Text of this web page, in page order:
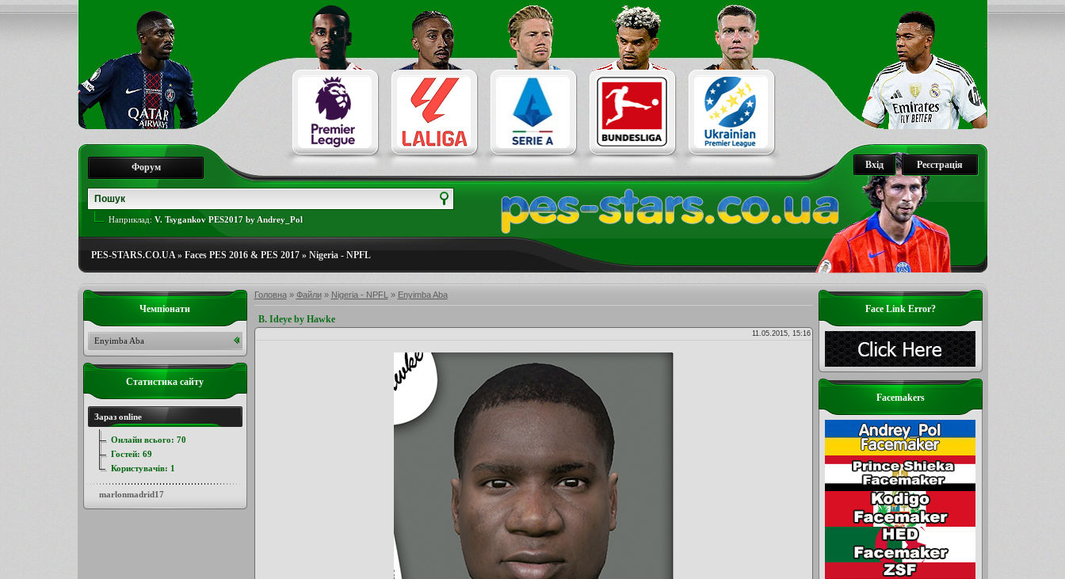
Реєстрація
Вхід
Форум
Наприклад: V. Tsygankov PES2017 by Andrey_Pol
PES-STARS.CO.UA» Faces PES 2016 & PES 2017» Nigeria - NPFL
Головна» Файли» Nigeria - NPFL » Enyimba Aba
B. Ideye by Hawke
11.05.2015, 15:16
Face Link Error?
Facemakers
Чемпіонати
Enyimba Aba
Статистика сайту
Зараз online
Онлайн всього: 70
Гостей: 69
Користувачів: 1
marlonmadrid17